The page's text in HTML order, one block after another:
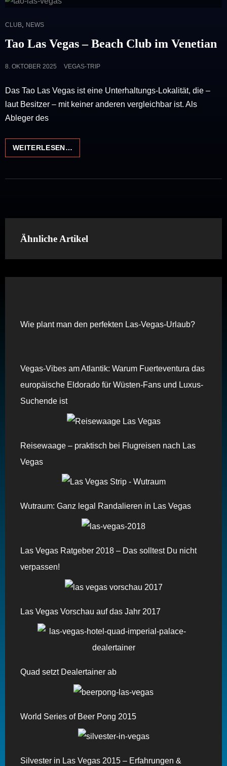
CAT
CLUB, NEWS
Tao Las Vegas – Beach Club im Venetian
POSTED
8. OKTOBER 2025 VEGAS-TRIP
Das Tao Las Vegas ist eine Unterhaltungs-Lokalität, die –
laut Besitzer – mit keiner anderen vergleichbar ist. Als
Ableger des
WEITERLESEN…
LAS
–
Ähnliche Artikel
Wie plant man den perfekten Las-Vegas-Urlaub?
Vegas-Vibes am Atlantik: Warum Fuerteventura das
europäische Eldorado für Wüsten-Fans und Luxus-
Suchende ist
Reisewaage – praktisch bei Flugreisen nach Las
Vegas
Wutraum: Ganz legal Randalieren in Las Vegas
Las Vegas Ratgeber 2018 – Das solltest Du nicht
verpassen!
Las Vegas Vorschau auf das Jahr 2017
Quad setzt Dealertainer ab
World Series of Beer Pong 2015
Silvester in Las Vegas 2015 – Erfahrungen &